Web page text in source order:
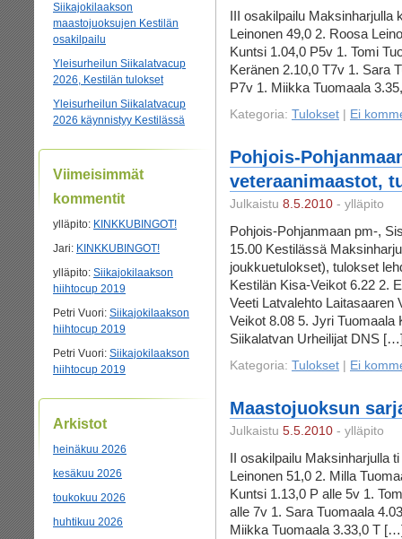
Siikajokilaakson
maastojuoksujen Kestilän
osakilpailu
Yleisurheilun Siikalatvacup
2026, Kestilän tulokset
Yleisurheilun Siikalatvacup
2026 käynnistyy Kestilässä
Viimeisimmät
kommentit
ylläpito: KINKKUBINGOT!
Jari: KINKKUBINGOT!
ylläpito: Siikajokilaakson
hiihtocup 2019
Petri Vuori: Siikajokilaakson
hiihtocup 2019
Petri Vuori: Siikajokilaakson
hiihtocup 2019
Arkistot
heinäkuu 2026
kesäkuu 2026
toukokuu 2026
huhtikuu 2026
III osakilpailu Maksinharjulla
Leinonen 49,0 2. Roosa
Kuntsi 1.04,0 P5v 1. Tomi
Keränen 2.10,0 T7v 1. Sara
P7v 1. Miikka Tuomaala
Kategoria: Tulokset Ei
Pohjois-
veteraanimaastot,
Julkaistu 8.5.2010 - ylläpito
Pohjois-Pohjanmaan pm-,
15.00 Kestilässä
joukkuetulokset), tulokset
Kestilän Kisa-Veikot 6.22 2.
Veeti Latvalehto Laitasaaren
Veikot 8.08 5. Jyri Tuomaala
Siikalatvan Urheilijat DNS
Kategoria: Tulokset Ei
Maastojuoksun
Julkaistu 5.5.2010 - ylläpito
II osakilpailu Maksinharjulla
Leinonen 51,0 2. Milla
Kuntsi 1.13,0 P alle 5v 1.
alle 7v 1. Sara Tuomaala
Miikka Tuomaala 3.33,0 T